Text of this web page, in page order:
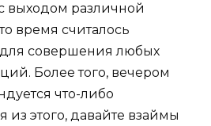
выходом различной
время считалось
совершения любых
Более того, вечером
что-либо
из этого, давайте взаймы